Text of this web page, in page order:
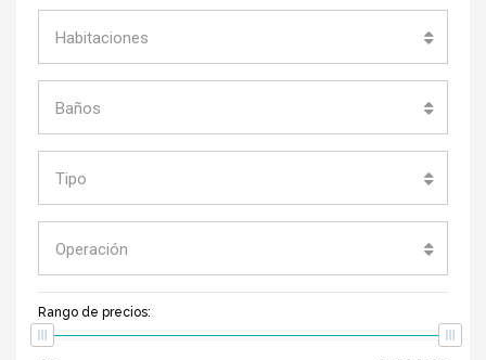
Habitaciones
Baños
Tipo
Operación
Rango de precios: